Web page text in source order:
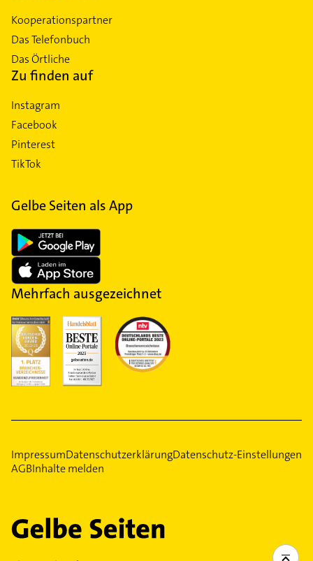
Kooperationspartner
Das Telefonbuch
Das Örtliche
Zu finden auf
Instagram
Facebook
Pinterest
TikTok
Gelbe Seiten als App
Mehrfach ausgezeichnet
ImpressumDatenschutzerklärungDatenschutz-Einstellungen
AGBInhalte melden